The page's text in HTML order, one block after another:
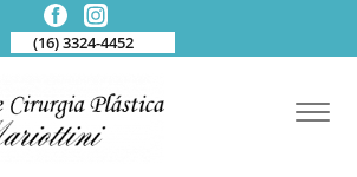
(16) 3324-4452